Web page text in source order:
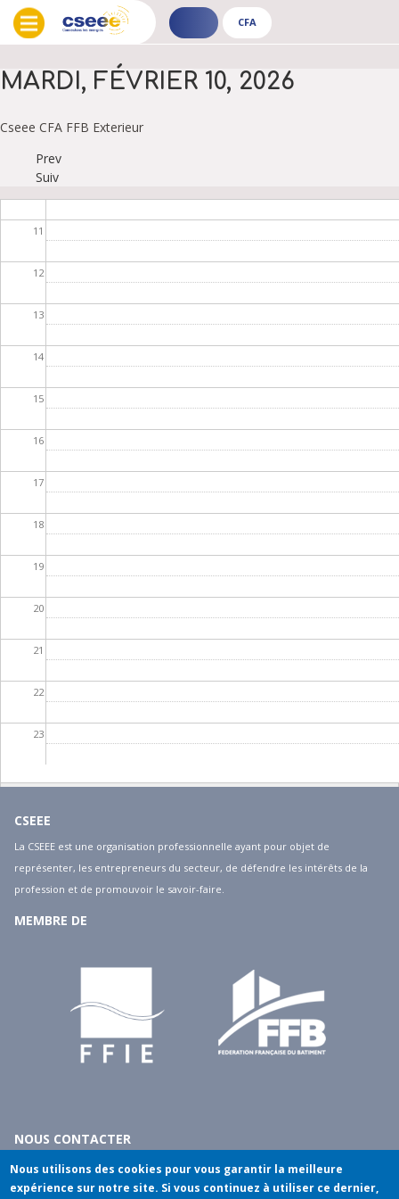
ADHÉRENT
PUBLIC
CFA
PUBLIC
CFA
MARDI, FÉVRIER 10, 2026
Cseee CFA FFB Exterieur
PAGINATION
Prev
Suiv
06
11
12
13
14
15
16
17
18
19
20
21
22
23
CSEEE
La CSEEE est une organisation professionnelle ayant pour objet de
représenter, les entrepreneurs du secteur, de défendre les intérêts de la
profession et de promouvoir le savoir-faire.
MEMBRE DE
NOUS CONTACTER
10 rue du débarcadère - 75017 Paris
tél: 01.40.55.14.00
Nous utilisons des cookies pour vous garantir la meilleure
expérience sur notre site. Si vous continuez à utiliser ce dernier,